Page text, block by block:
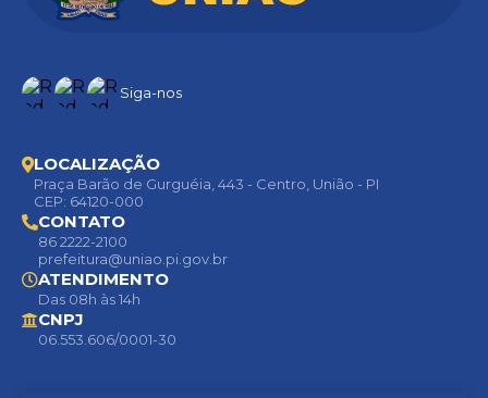
Siga-nos
LOCALIZAÇÃO
Praça Barão de Gurguéia, 443 - Centro, União - PI
CEP: 64120-000
CONTATO
86 2222-2100
prefeitura@uniao.pi.gov.br
ATENDIMENTO
Das 08h às 14h
CNPJ
06.553.606/0001-30